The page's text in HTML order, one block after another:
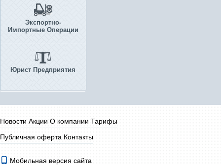
Экспортно-
Импортные Операции
Юрист Предприятия
Новости Акции О компании Тарифы
Публичная оферта Контакты
Мобильная версия сайта